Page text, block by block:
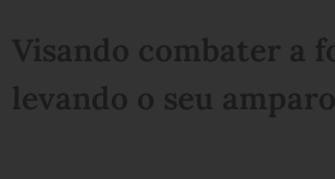
Visando combater a
levando o seu